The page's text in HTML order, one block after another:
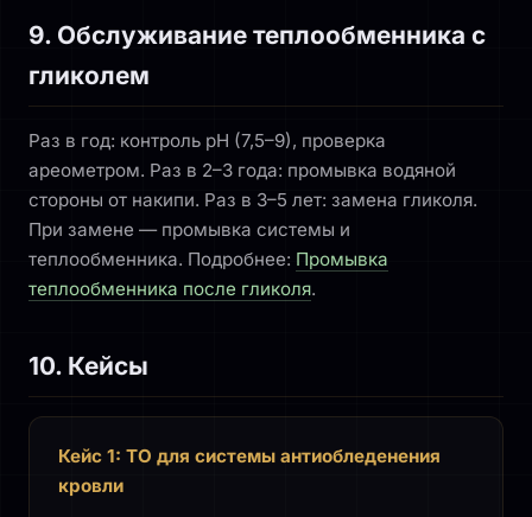
9. Обслуживание теплообменника с
гликолем
Раз в год: контроль pH (7,5–9), проверка
ареометром. Раз в 2–3 года: промывка водяной
стороны от накипи. Раз в 3–5 лет: замена гликоля.
При замене — промывка системы и
теплообменника. Подробнее: Промывка
теплообменника после гликоля.
10. Кейсы
Кейс 1: ТО для системы антиобледенения
кровли